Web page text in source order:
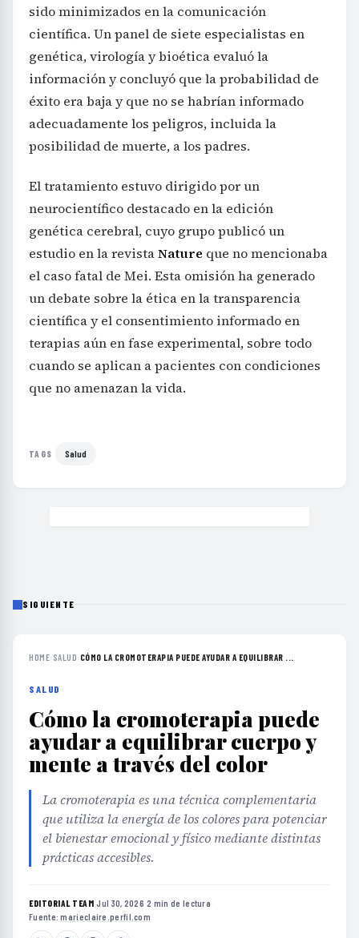
sido minimizados en la comunicación
científica. Un panel de siete especialistas en
genética, virología y bioética evaluó la
información y concluyó que la probabilidad de
éxito era baja y que no se habrían informado
adecuadamente los peligros, incluida la
posibilidad de muerte, a los padres.
El tratamiento estuvo dirigido por un
neurocientífico destacado en la edición
genética cerebral, cuyo grupo publicó un
estudio en la revistaNature que no mencionaba
el caso fatal de Mei. Esta omisión ha generado
un debate sobre la ética en la transparencia
científica y el consentimiento informado en
terapias aún en fase experimental, sobre todo
cuando se aplican a pacientes con condiciones
que no amenazan la vida.
TAGS Salud
SIGUIENTE
HOME› SALUD› CÓMO LA CROMOTERAPIA PUEDE AYUDAR A EQUILIBRAR ...
SALUD
Cómo la cromoterapia puede
ayudar a equilibrar cuerpo y
mente a través del color
La cromoterapia es una técnica complementaria
que utiliza la energía de los colores para potenciar
el bienestar emocional y físico mediante distintas
prácticas accesibles.
EDITORIAL TEAM·Jul 30, 2026·2 min de lectura·
Fuente:marieclaire.perfil.com